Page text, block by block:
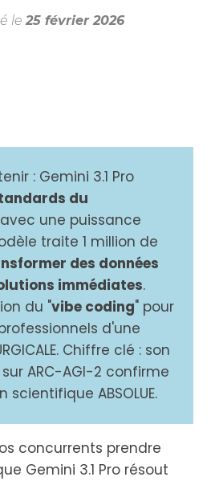
le25 février 2026
: Gemini 3.1 Pro
du
avec une puissance
traite 1 million de
des données
immédiates.
du "vibe coding" pour
d'une
Chiffre clé : son
sur ARC-AGI-2 confirme
ABSOLUE.
concurrents prendre
Gemini 3.1 Pro résout